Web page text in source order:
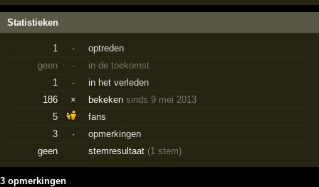
Statistieken
1 ·
optreden
geen
·
in de toekomst
1
·
in het verleden
186
× bekekensinds 9 mei 2013
5
fans
3
·
opmerkingen
geen
stemresultaat (1 stem)
3 opmerkingen